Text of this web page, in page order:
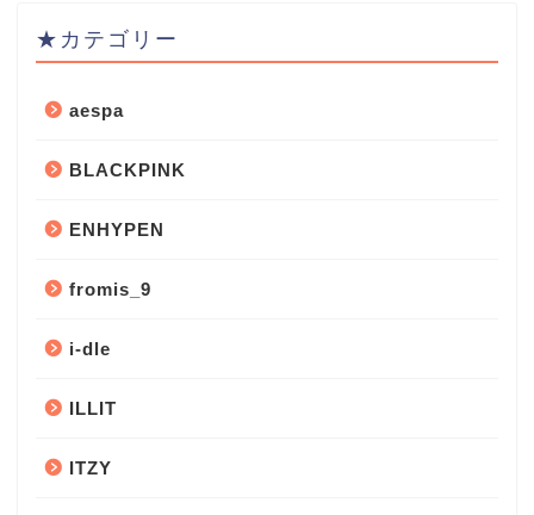
★カテゴリー
aespa
BLACKPINK
ENHYPEN
fromis_9
i-dle
ILLIT
ITZY